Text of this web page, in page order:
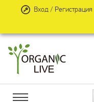
Вход / Регистрация